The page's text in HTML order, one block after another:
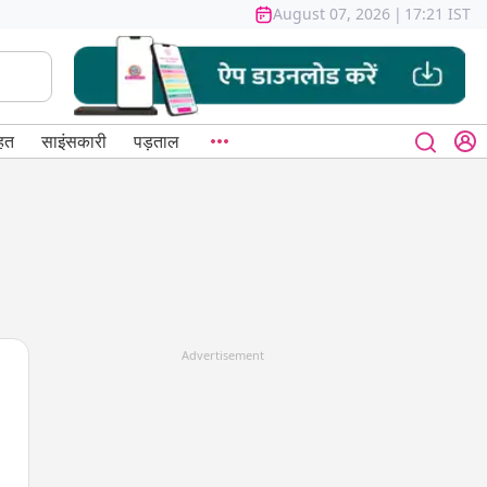
August 07, 2026 | 17:21 IST
साइंसकारी पड़ताल
Advertisement